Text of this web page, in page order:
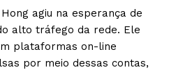
agiu na esperança de
alto tráfego da rede. Ele
plataformas on-line
por meio dessas contas,